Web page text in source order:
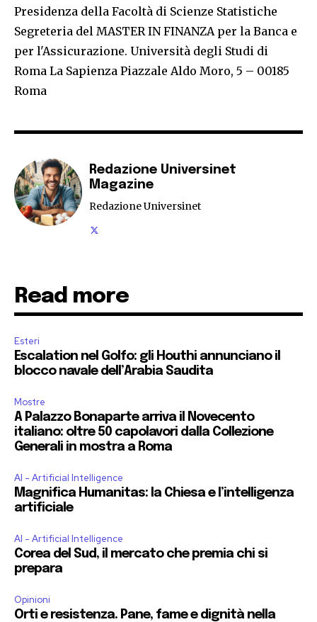
Presidenza della Facoltà di Scienze Statistiche
Segreteria del MASTER IN FINANZA per la Banca e
per l'Assicurazione. Università degli Studi di
Roma La Sapienza Piazzale Aldo Moro, 5 – 00185
Roma
Redazione Universinet
Magazine
Redazione Universinet
Read more
Esteri
Escalation nel Golfo: gli Houthi annunciano il
blocco navale dell’Arabia Saudita
Mostre
A Palazzo Bonaparte arriva il Novecento
italiano: oltre 50 capolavori dalla Collezione
Generali in mostra a Roma
AI - Artificial Intelligence
Magnifica Humanitas: la Chiesa e l’intelligenza
artificiale
AI - Artificial Intelligence
Corea del Sud, il mercato che premia chi si
prepara
Opinioni
Orti e resistenza. Pane, fame e dignità nella